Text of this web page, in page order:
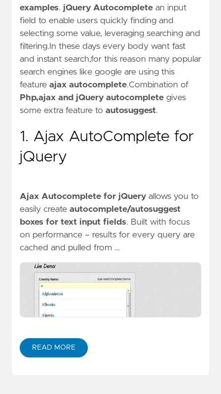
examples. jQuery Autocomplete an input
field to enable users quickly finding and
selecting some value, leveraging searching and
filtering.In these days every body want fast
and instant search,for this reason many popular
search engines like google are using this
feature ajax autocomplete.Combination of
Php,ajax and jQuery autocomplete gives
some extra feature to autosuggest.
1. Ajax AutoComplete for
jQuery
Ajax Autocomplete for jQuery allows you to
easily create autocomplete/autosuggest
boxes for text input fields. Built with focus
on performance – results for every query are
cached and pulled from …
READ MORE